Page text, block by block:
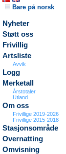
Bare på norsk
Nyheter
Støtt oss
Frivillig
Artsliste
Avvik
Logg
Merketall
Årstotaler
Utland
Om oss
Frivillige 2019-2026
Frivillige 2015-2018
Stasjonsområde
Overnatting
Omvisning